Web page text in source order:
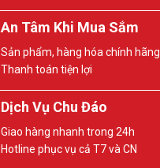
An Tâm Khi Mua Sắm
Sản phẩm, hàng hóa chính hãng
Thanh toán tiện lợi
Dịch Vụ Chu Đáo
Giao hàng nhanh trong 24h
Hotline phục vụ cả T7 và CN